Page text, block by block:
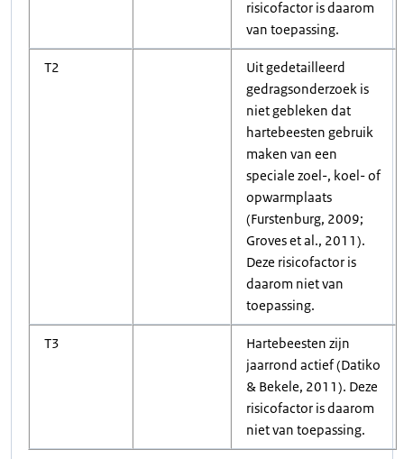
risicofactor is daarom
van toepassing.
T2
Uit gedetailleerd
gedragsonderzoek is
niet gebleken dat
hartebeesten gebruik
maken van een
speciale zoel-, koel- of
opwarmplaats
(Furstenburg, 2009;
Groves et al., 2011).
Deze risicofactor is
daarom niet van
toepassing.
T3
Hartebeesten zijn
jaarrond actief (Datiko
& Bekele, 2011). Deze
risicofactor is daarom
niet van toepassing.